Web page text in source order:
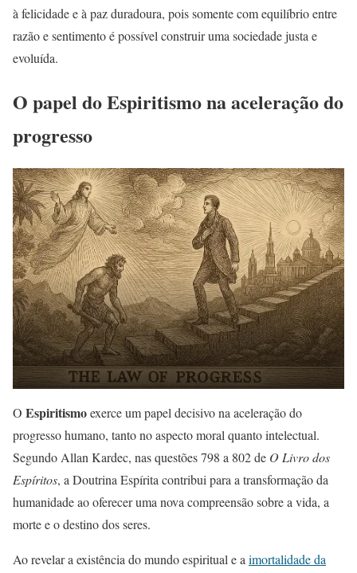
à felicidade e à paz duradoura, pois somente com equilíbrio entre
razão e sentimento é possível construir uma sociedade justa e
evoluída.
O papel do Espiritismo na aceleração do
progresso
O Espiritismoexerce um papel decisivo na aceleração do
progresso humano, tanto no aspecto moral quanto intelectual.
Segundo Allan Kardec, nas questões 798 a 802 de O Livro dos
Espíritos, a Doutrina Espírita contribui para a transformação da
humanidade ao oferecer uma nova compreensão sobre a vida, a
morte e o destino dos seres.
Ao revelar a existência do mundo espiritual e a imortalidade da